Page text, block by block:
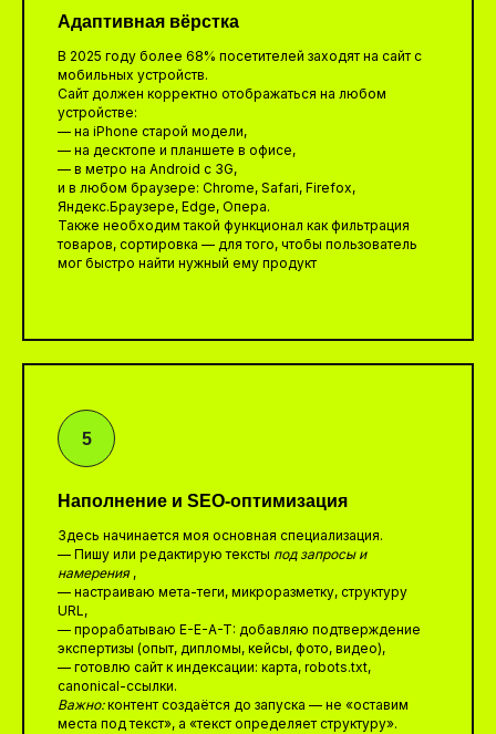
Адаптивная вёрстка
В 2025 году более 68% посетителей заходят на сайт с
мобильных устройств.
Сайт должен корректно отображаться на любом
устройстве:
— на iPhone старой модели,
— на десктопе и планшете в офисе,
— в метро на Android с 3G,
и в любом браузере: Chrome, Safari, Firefox,
Яндекс.Браузере, Edge, Опера.
Также необходим такой функционал как фильтрация
товаров, сортировка — для того, чтобы пользователь
мог быстро найти нужный ему продукт
Наполнение и SEO-оптимизация
Здесь начинается моя основная специализация.
— Пишу или редактирую тексты под запросы и
намерения,
— настраиваю мета-теги, микроразметку, структуру
URL,
— прорабатываю E-E-A-T: добавляю подтверждение
экспертизы (опыт, дипломы, кейсы, фото, видео),
— готовлю сайт к индексации: карта, robots.txt,
canonical-ссылки.
Важно:контент создаётся до запуска — не «оставим
места под текст», а «текст определяет структуру».